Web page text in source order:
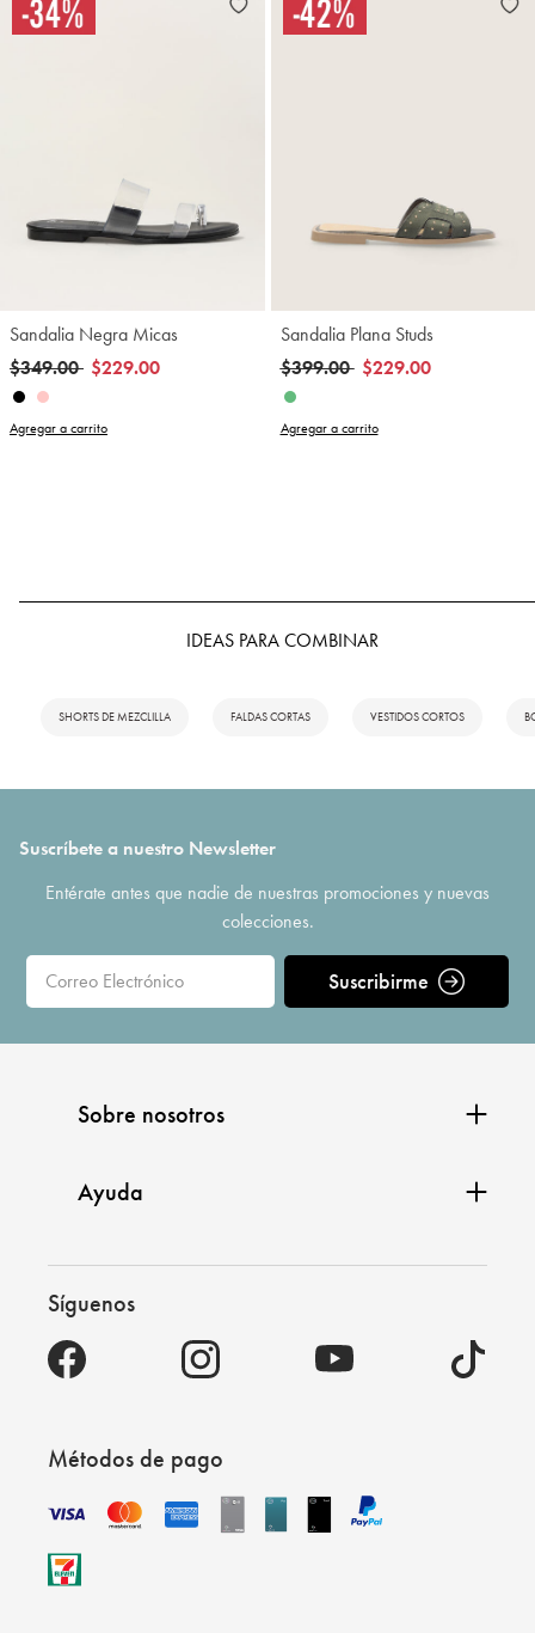
Sandalia Negra Micas
Precio reducido de
$349.00a$229.00
Agregar a carrito
Sandalia Plana Studs
Precio reducido de
$399.00a$229.00
Agregar a carrito
IDEAS PARA COMBINAR
SHORTS DE MEZCLILLA FALDAS CORTAS VESTIDOS CORTOS
Suscríbete a nuestro Newsletter
Entérate antes que nadie de nuestras promociones y nuevas
colecciones.
Suscribirme
Sobre nosotros
Ayuda
Síguenos
Métodos de pago